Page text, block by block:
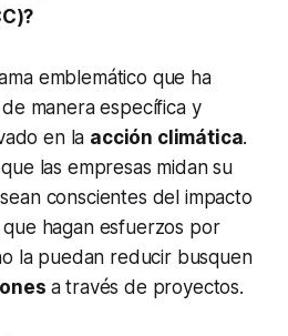
emblemático que ha
manera específica y
en la acción climática.
las empresas midan su
conscientes del impacto
hagan esfuerzos por
la puedan reducir busquen
a través de proyectos.